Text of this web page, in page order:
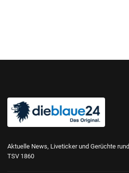
Aktuelle News, Liveticker und Gerüchte
TSV 1860